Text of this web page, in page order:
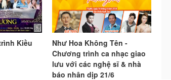
Kiều
Như Hoa Không Tên -
Chương trình ca nhạc giao
lưu với các nghệ sĩ & nhà
báo nhân dịp 21/6